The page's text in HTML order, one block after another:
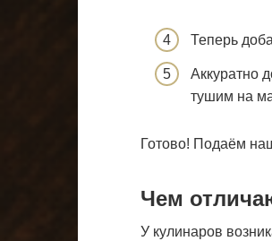
Теперь
Аккуратно
тушим на
Готово! Подаём
Чем
У кулинаров